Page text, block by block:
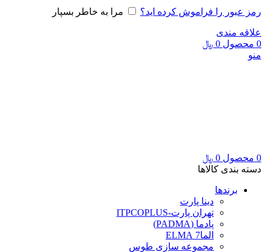
رمز عبور را فراموش کرده اید؟ مرا به خاطر بسپار
علاقه مندی
0 محصول 0 ﷼
منو
0 محصول 0 ﷼
دسته بندی کالاها
برندها
دینا پارت
تهران پارت-ITPCOPLUS
پادما (PADMA)
الما7 ELMA
مجموعه سازی طوس